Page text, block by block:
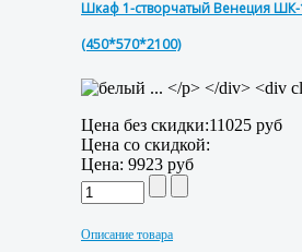
Шкаф 1-створчатый Венеция ШК-
(450*570*2100)
Цена без скидки:11025 руб
Цена со скидкой:
Цена: 9923 руб
Описание товара